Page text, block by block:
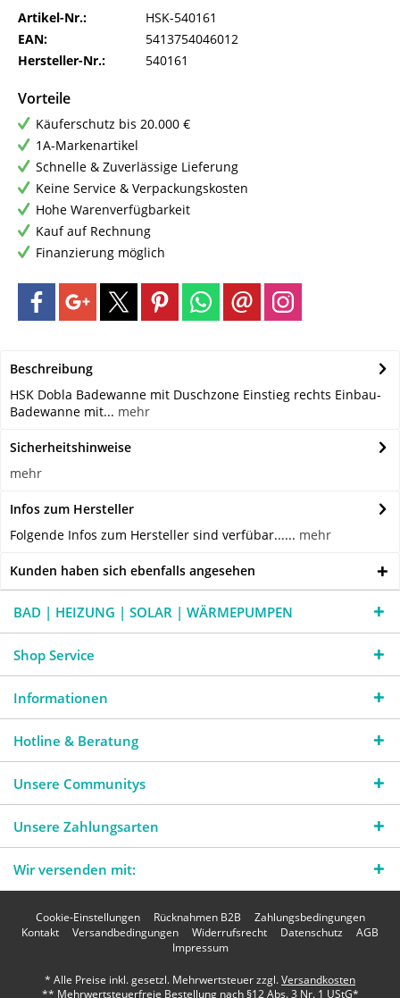
Artikel-Nr.:
HSK-540161
EAN:
5413754046012
Hersteller-Nr.:
540161
Vorteile
Käuferschutz bis 20.000 €
1A-Markenartikel
Schnelle & Zuverlässige Lieferung
Keine Service & Verpackungskosten
Hohe Warenverfügbarkeit
Kauf auf Rechnung
Finanzierung möglich
Beschreibung
HSK Dobla Badewanne mit Duschzone Einstieg rechts Einbau-
Badewanne mit... mehr
Sicherheitshinweise
mehr
Infos zum Hersteller
Folgende Infos zum Hersteller sind verfübar...... mehr
Kunden haben sich ebenfalls angesehen
BAD | HEIZUNG | SOLAR | WÄRMEPUMPEN
Shop Service
Informationen
Hotline & Beratung
Unsere Communitys
Unsere Zahlungsarten
Wir versenden mit:
Cookie-Einstellungen Rücknahmen B2B
Zahlungsbedingungen
Kontakt
Versandbedingungen Widerrufsrecht Datenschutz
AGB
Impressum
* Alle Preise inkl. gesetzl. Mehrwertsteuer zzgl.Versandkosten
** Mehrwertsteuerfreie Bestellung nach §12 Abs. 3 Nr. 1 UStG*